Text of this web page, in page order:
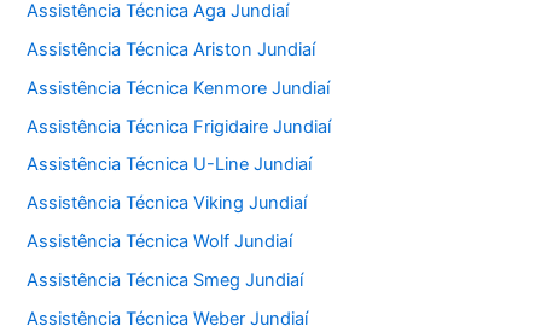
Assistência Técnica Aga Jundiaí
Assistência Técnica Ariston Jundiaí
Assistência Técnica Kenmore Jundiaí
Assistência Técnica Frigidaire Jundiaí
Assistência Técnica U-Line Jundiaí
Assistência Técnica Viking Jundiaí
Assistência Técnica Wolf Jundiaí
Assistência Técnica Smeg Jundiaí
Assistência Técnica Weber Jundiaí